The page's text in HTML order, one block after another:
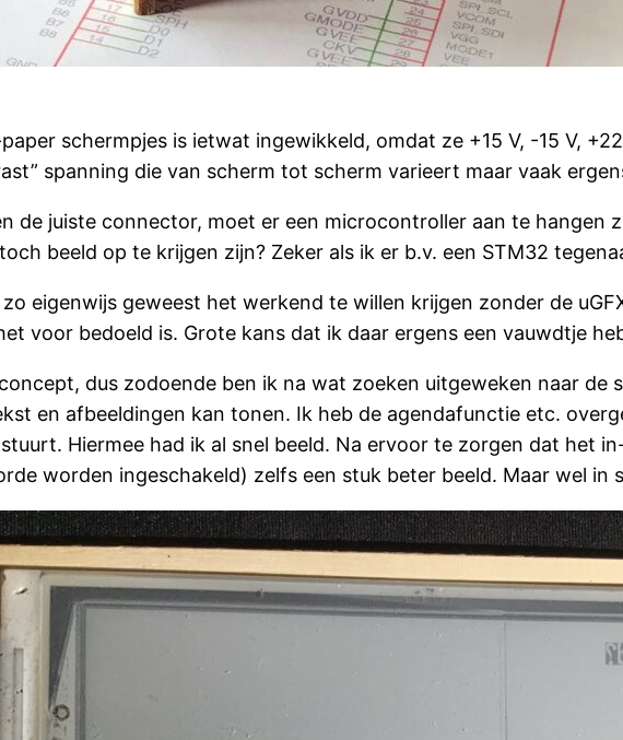
schermpjes is ietwat ingewikkeld, omdat ze +15 V, -15 V,
spanning die van scherm tot scherm varieert maar vaak
de juiste connector, moet er een microcontroller aan te hangen
beeld op te krijgen zijn? Zeker als ik er b.v. een STM32
eigenwijs geweest het werkend te willen krijgen zonder de
voor bedoeld is. Grote kans dat ik daar ergens een vauwdtje
dus zodoende ben ik na wat zoeken uitgeweken naar de
en afbeeldingen kan tonen. Ik heb de agendafunctie etc.
Hiermee had ik al snel beeld. Na ervoor te zorgen dat het
worden ingeschakeld) zelfs een stuk beter beeld. Maar wel in